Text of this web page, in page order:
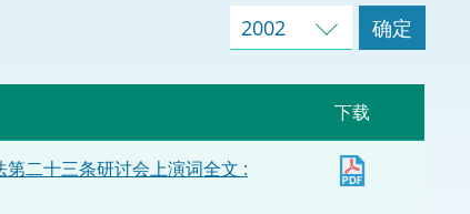
(越南语)
交易
2002 确定
下载
二十三条研讨会上演词全文 :